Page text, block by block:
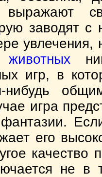
выражают
заводят
игр, в
нибудь
игра
его
качество
не в